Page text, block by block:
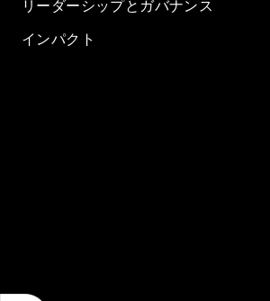
リーダーシップとガバナンス
インパクト